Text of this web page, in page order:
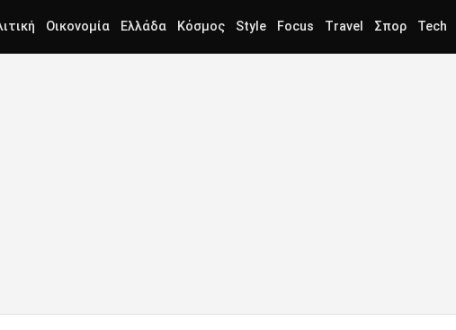
Οικονομία Ελλάδα Κόσμος Style Focus Travel Σπορ Tech